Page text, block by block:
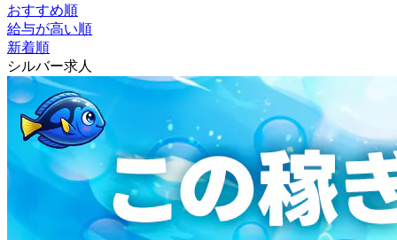
おすすめ順
給与が高い順
新着順
シルバー求人